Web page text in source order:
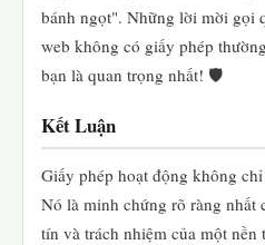
bánh ngọt". Những lời mời gọi
web không có giấy phép
bạn là quan trọng nhất! 🛡️
Kết Luận
Giấy phép hoạt động không
Nó là minh chứng rõ ràng nhất
tín và trách nhiệm của một